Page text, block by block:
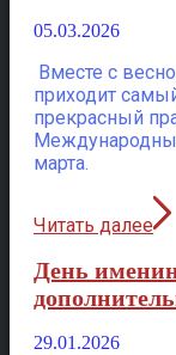
05.03.2026
Вместе с
приходит
прекрасный
марта.
Читать далее
День
29.01.2026